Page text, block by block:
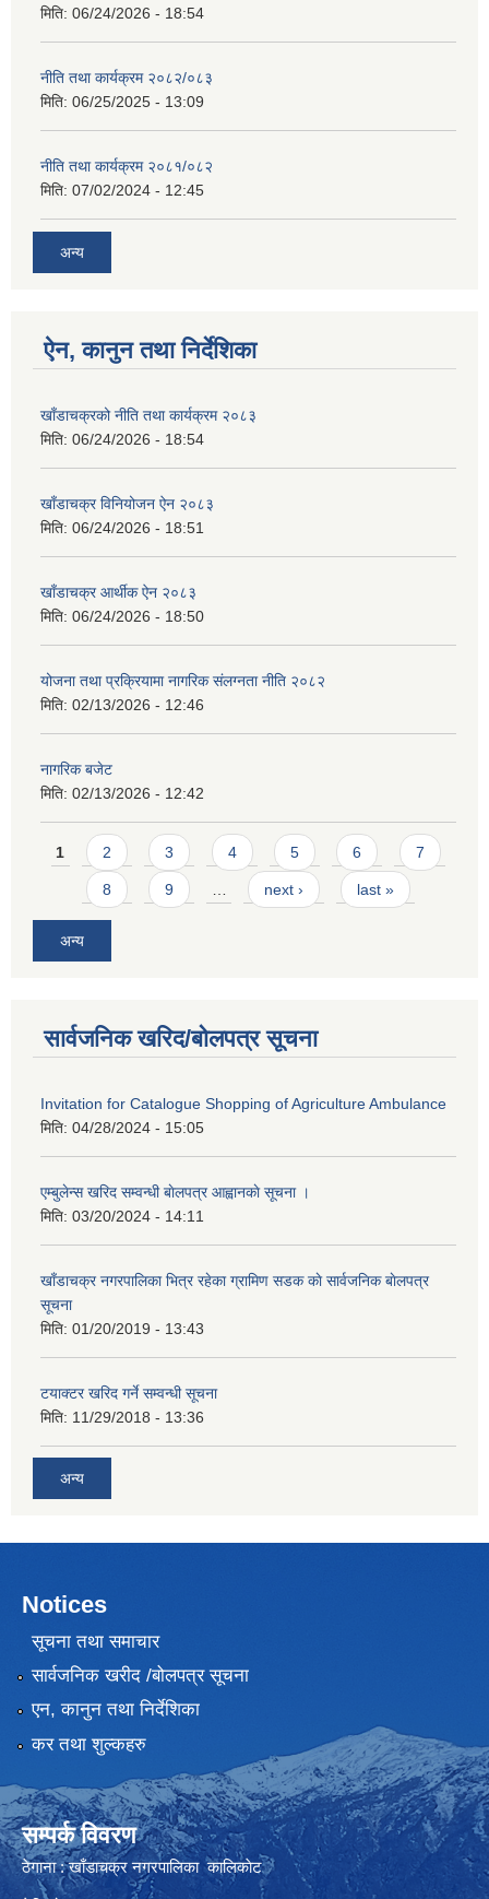
मिति: 06/24/2026 - 18:54
नीति तथा कार्यक्रम २०८२/०८३
मिति: 06/25/2025 - 13:09
नीति तथा कार्यक्रम २०८१/०८२
मिति: 07/02/2024 - 12:45
अन्य
ऐन, कानुन तथा निर्देशिका
खाँडाचक्रको नीति तथा कार्यक्रम २०८३
मिति: 06/24/2026 - 18:54
खाँडाचक्र विनियोजन ऐन २०८३
मिति: 06/24/2026 - 18:51
खाँडाचक्र आर्थीक ऐन २०८३
मिति: 06/24/2026 - 18:50
योजना तथा प्रक्रियामा नागरिक संलग्नता नीति २०८२
मिति: 02/13/2026 - 12:46
नागरिक बजेट
मिति: 02/13/2026 - 12:42
Pages
1 2 3 4 5 6 7
8 9 … next › last »
अन्य
सार्वजनिक खरिद/बोलपत्र सूचना
Invitation for Catalogue Shopping of Agriculture Ambulance
मिति: 04/28/2024 - 15:05
एम्बुलेन्स खरिद सम्वन्धी बाेलपत्र आह्वानकाे सूचना ।
मिति: 03/20/2024 - 14:11
खाँडाचक्र नगरपालिका भित्र रहेका ग्रामिण सडक काे सार्वजनिक बाेलपत्र
सूचना
मिति: 01/20/2019 - 13:43
टयाक्टर खरिद गर्ने सम्वन्धी सूचना
मिति: 11/29/2018 - 13:36
अन्य
Notices
सूचना तथा समाचार
सार्वजनिक खरीद /बोलपत्र सूचना
एन, कानुन तथा निर्देशिका
कर तथा शुल्कहरु
सम्पर्क विवरण
ठेगाना : खाँडाचक्र नगरपालिका कालिकाेट